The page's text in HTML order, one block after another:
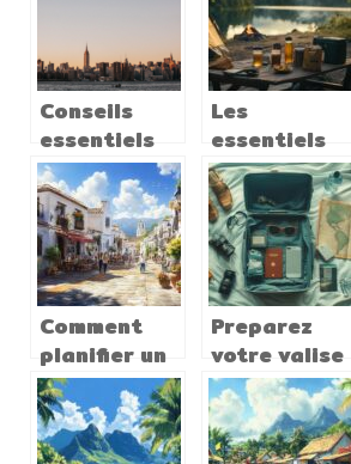
visiter et a
voir
Conseils
essentiels
pour
organiser
votre séjour
à New York
Les
essentiels
du camping :
les
meilleures
boissons
pour vos
vacances en
plein air
Comment
planifier un
voyage
authentique
en Espagne :
Preparez
votre valise
comme un
pro : check
list des 10